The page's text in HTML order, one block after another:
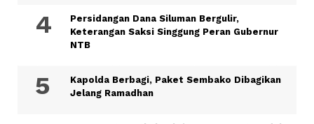
Persidangan Dana Siluman Bergulir,
Keterangan Saksi Singgung Peran Gubernur
NTB
Kapolda Berbagi, Paket Sembako Dibagikan
Jelang Ramadhan